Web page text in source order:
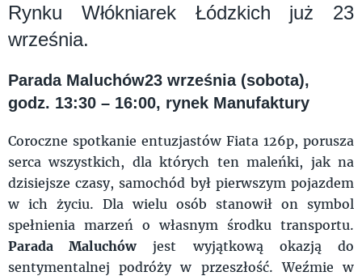
Rynku Włókniarek Łódzkich już 23
września.
Parada Maluchów23 września (sobota),
godz. 13:30 – 16:00, rynek Manufaktury
Coroczne spotkanie entuzjastów Fiata 126p, porusza
serca wszystkich, dla których ten maleńki, jak na
dzisiejsze czasy, samochód był pierwszym pojazdem
w ich życiu. Dla wielu osób stanowił on symbol
spełnienia marzeń o własnym środku transportu.
Parada Maluchów jest wyjątkową okazją do
sentymentalnej podróży w przeszłość. Weźmie w